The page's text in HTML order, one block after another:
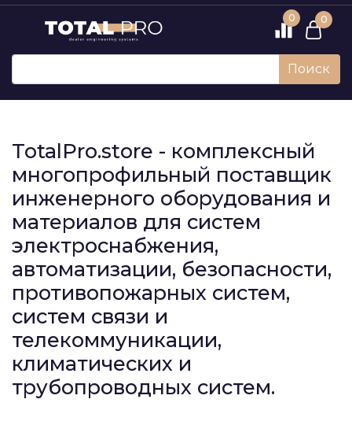
0 0
Поиск
TotalPro.store - комплексный
многопрофильный поставщик
инженерного оборудования и
материалов для систем
электроснабжения,
автоматизации, безопасности,
противопожарных систем,
систем связи и
телекоммуникации,
климатических и
трубопроводных систем.